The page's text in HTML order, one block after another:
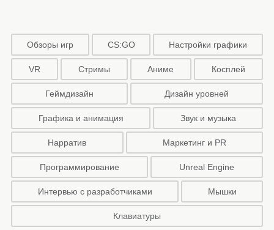
Обзоры игр CS:GO Настройки графики
VR Стримы Аниме Косплей
Геймдизайн Дизайн уровней
Графика и анимация Звук и музыка
Нарратив Маркетинг и PR
Программирование Unreal Engine
Интервью с разработчиками Мышки
Клавиатуры